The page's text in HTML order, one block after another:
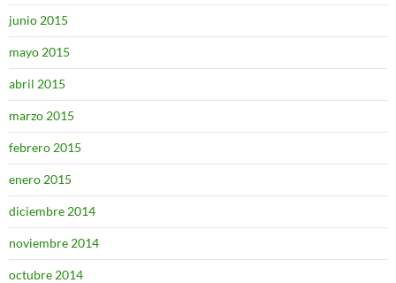
junio 2015
mayo 2015
abril 2015
marzo 2015
febrero 2015
enero 2015
diciembre 2014
noviembre 2014
octubre 2014